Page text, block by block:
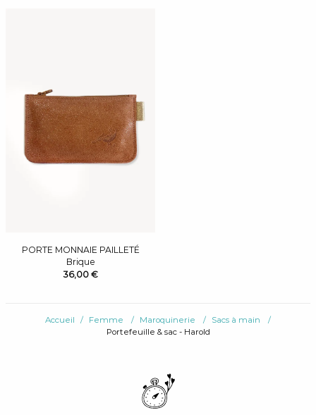
PORTE MONNAIE PAILLETÉ
Brique
36,00 €
Accueil Femme Maroquinerie
Sacs à main
Portefeuille & sac - Harold